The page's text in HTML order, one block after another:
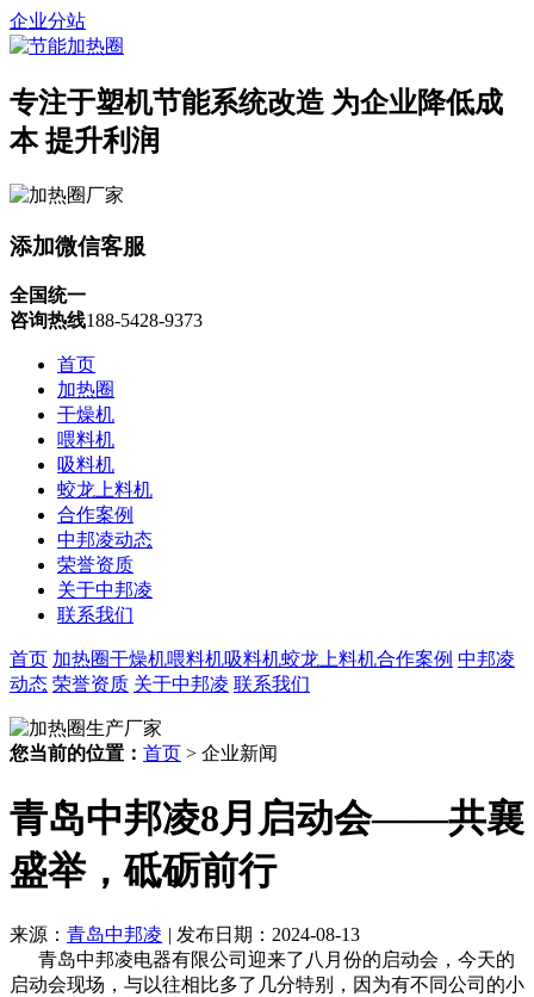
企业分站
专注于塑机节能系统改造 为企业降低成
本 提升利润
添加微信客服
全国统一
咨询热线188-5428-9373
首页
加热圈
干燥机
喂料机
吸料机
蛟龙上料机
合作案例
中邦凌动态
荣誉资质
关于中邦凌
联系我们
首页 加热圈干燥机喂料机吸料机蛟龙上料机合作案例 中邦凌
动态 荣誉资质 关于中邦凌 联系我们
您当前的位置： 首页 > 企业新闻
青岛中邦凌8月启动会——共襄
盛举，砥砺前行
来源： 青岛中邦凌 | 发布日期：2024-08-13
青岛中邦凌电器有限公司迎来了八月份的启动会，今天的
启动会现场，与以往相比多了几分特别，因为有不同公司的小